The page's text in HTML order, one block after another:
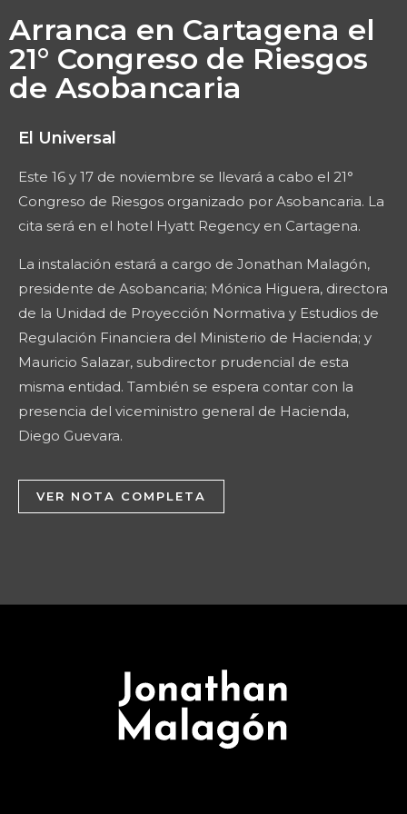
Arranca en Cartagena el
21° Congreso de Riesgos
de Asobancaria
El Universal
Este 16 y 17 de noviembre se llevará a cabo el 21°
Congreso de Riesgos organizado por Asobancaria. La
cita será en el hotel Hyatt Regency en Cartagena.
La instalación estará a cargo de Jonathan Malagón,
presidente de Asobancaria; Mónica Higuera, directora
de la Unidad de Proyección Normativa y Estudios de
Regulación Financiera del Ministerio de Hacienda; y
Mauricio Salazar, subdirector prudencial de esta
misma entidad. También se espera contar con la
presencia del viceministro general de Hacienda,
Diego Guevara.
VER NOTA COMPLETA